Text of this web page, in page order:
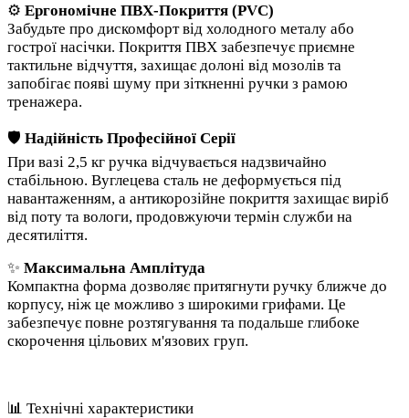
⚙️ Ергономічне ПВХ-Покриття (PVC)
Забудьте про дискомфорт від холодного металу або
гострої насічки. Покриття ПВХ забезпечує приємне
тактильне відчуття, захищає долоні від мозолів та
запобігає появі шуму при зіткненні ручки з рамою
тренажера.
🛡️ Надійність Професійної Серії
При вазі 2,5 кг ручка відчувається надзвичайно
стабільною. Вуглецева сталь не деформується під
навантаженням, а антикорозійне покриття захищає виріб
від поту та вологи, продовжуючи термін служби на
десятиліття.
✨ Максимальна Амплітуда
Компактна форма дозволяє притягнути ручку ближче до
корпусу, ніж це можливо з широкими грифами. Це
забезпечує повне розтягування та подальше глибоке
скорочення цільових м'язових груп.
📊 Технічні характеристики